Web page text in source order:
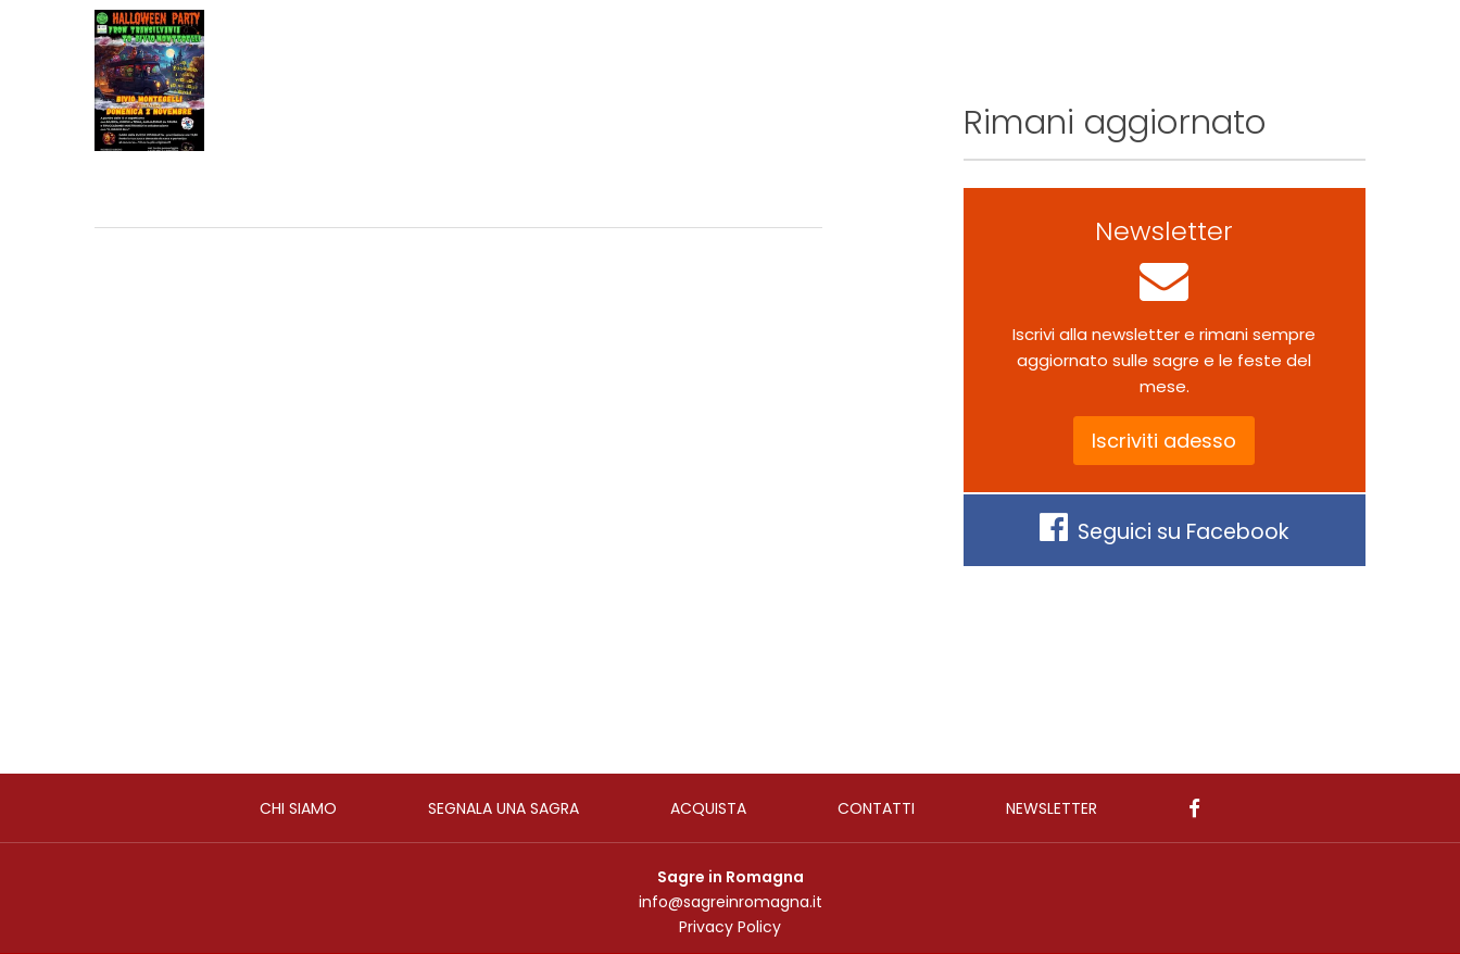
Rimani aggiornato
Newsletter
Iscrivi alla newsletter e rimani sempre
aggiornato sulle sagre e le feste del
mese.
Iscriviti adesso
Seguici su Facebook
CHI SIAMO SEGNALA UNA SAGRA ACQUISTA CONTATTI NEWSLETTER
Sagre in Romagna
info@sagreinromagna.it
Privacy Policy